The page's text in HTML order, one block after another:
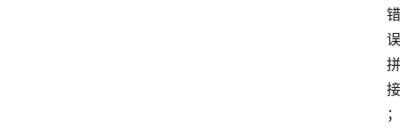
错
误
拼
接
；